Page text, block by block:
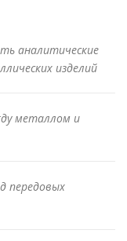
аналитические
изделий
металлом и
передовых